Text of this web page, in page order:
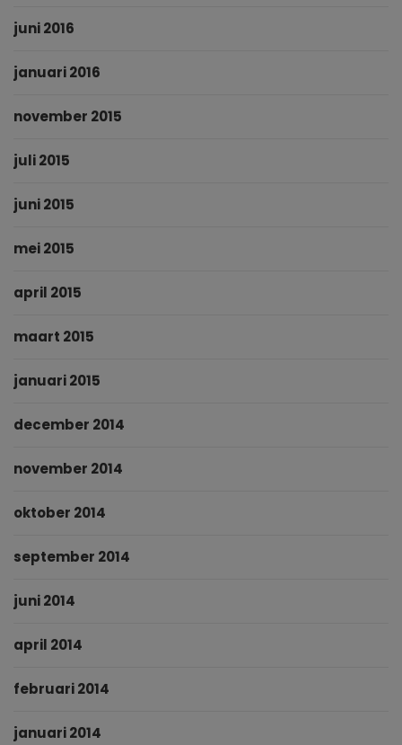
juni 2016
januari 2016
november 2015
juli 2015
juni 2015
mei 2015
april 2015
maart 2015
januari 2015
december 2014
november 2014
oktober 2014
september 2014
juni 2014
april 2014
februari 2014
januari 2014